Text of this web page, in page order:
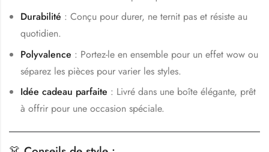
Durabilité : Conçu pour durer, ne ternit pas et résiste au
quotidien.
Polyvalence : Portez-le en ensemble pour un effet wow ou
séparez les pièces pour varier les styles.
Idée cadeau parfaite : Livré dans une boîte élégante, prêt
à offrir pour une occasion spéciale.